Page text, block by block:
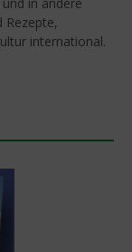
Rezepte,
international.